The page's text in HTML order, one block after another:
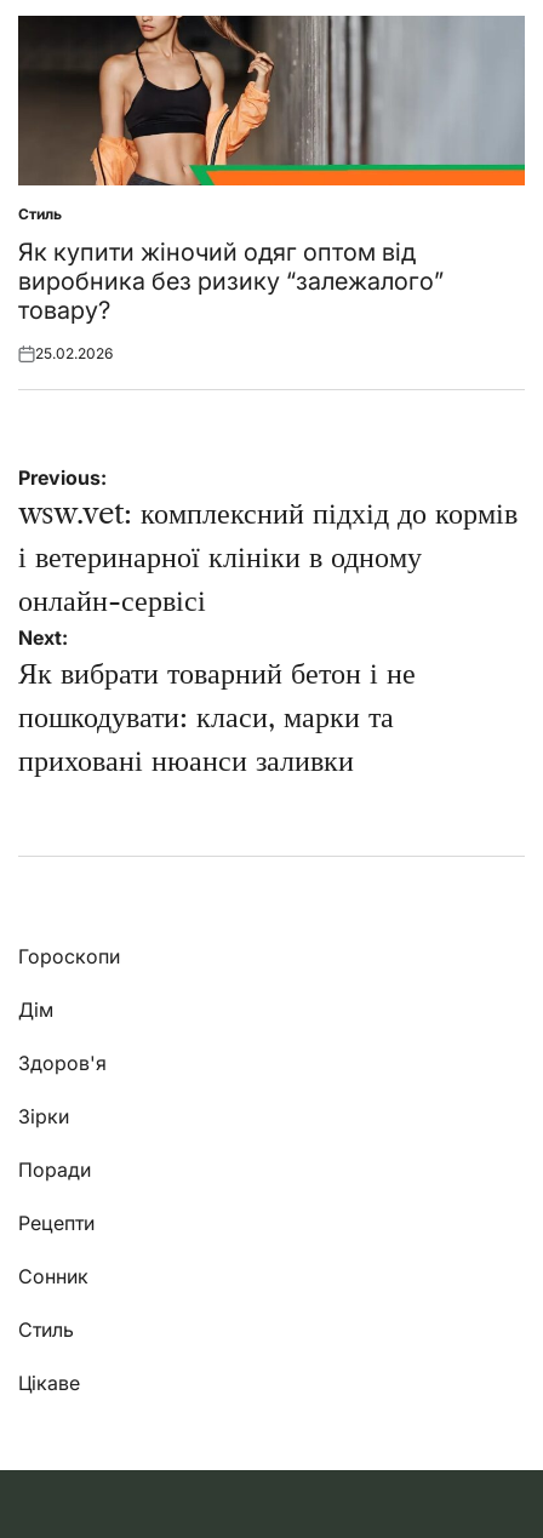
Posted
in
Стиль
Як купити жіночий одяг оптом від
виробника без ризику “залежалого”
товару?
Posted
25.02.2026
Навігація
записів
Previous:
wsw.vet: комплексний підхід до кормів
і ветеринарної клініки в одному
онлайн-сервісі
Next:
Як вибрати товарний бетон і не
пошкодувати: класи, марки та
приховані нюанси заливки
Гороскопи
Дім
Здоров'я
Зірки
Поради
Рецепти
Сонник
Стиль
Цікаве